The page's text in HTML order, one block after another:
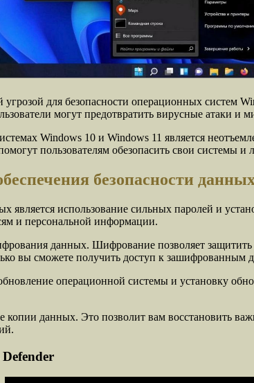
для безопасности операционных систем
могут предотвратить вирусные атаки и
Windows 10 и Windows 11 является
пользователям обезопасить свои системы и
безопасности
использование сильных паролей и
и персональной информации.
данных. Шифрование позволяет
вы сможете получить доступ к зашифрованным
операционной системы и установку
копии данных. Это позволит вам восстановить